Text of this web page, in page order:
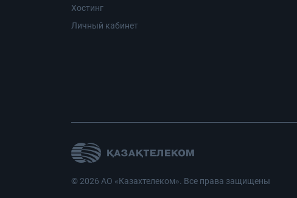
Хостинг
Личный кабинет
© 2026 АО «Казахтелеком». Все права защищены